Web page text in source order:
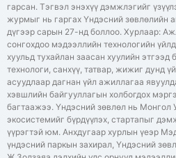
гарсан. Тэгвэл энэхүү дэмжлэгийг
журмыг нь гаргах Үндэсний зөвлөлийн
дүгээр сарын 27-нд боллоо. Хурлаар:
сонгохдоо мэдээллийн технологийн
хуульд тухайлан заасан хуулийн этгээд
технологи, санхүү, татвар, жижиг дунд
асуудлаар дагнан үйл ажиллагаа
хэвшлийн байгууллагын холбогдох
багтаажээ. Үндэсний зөвлөл нь Монгол
экосистемийг бүрдүүлэх, стартапыг
үүрэгтэй юм. Анхдугаар хурлын үеэр
үндэсний паркын захирал, Үндэсний